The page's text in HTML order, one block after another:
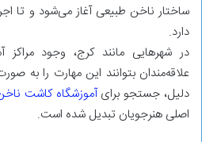
ساختار ناخن طبیعی آغاز می‌شود و تا
دارد.
در شهرهایی مانند کرج، وجود
علاقه‌مندان بتوانند این مهارت را به‌
دلیل، جستجو برایآموزشگاه کاشت
اصلی هنرجویان تبدیل شده است.